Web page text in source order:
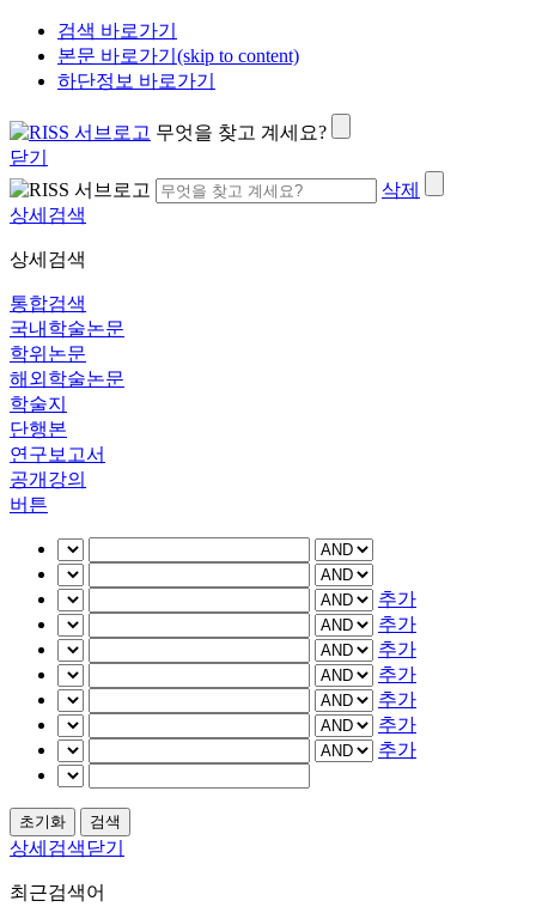
검색 바로가기
본문 바로가기(skip to content)
하단정보 바로가기
무엇을 찾고 계세요?
닫기
삭제
상세검색
상세검색
통합검색
국내학술논문
학위논문
해외학술논문
학술지
단행본
연구보고서
공개강의
버튼
추가
추가
추가
추가
추가
추가
추가
상세검색닫기
최근검색어